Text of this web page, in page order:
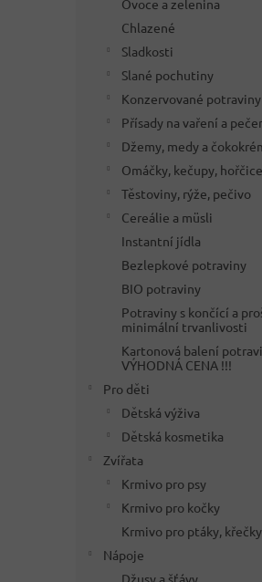
Ovoce a zelenina
Chlazené
Sladkosti
Slané pochutiny
Konzervované potraviny
Přísady na vaření a
Džemy, medy a
Omáčky, kečupy, hořčice
Těstoviny, rýže, pečivo
Cereálie a müsli
Instantní jídla
Bezlepkové potraviny
BIO potraviny
Potraviny s končící a
minimální trvanlivosti
Kartonová balení
VÝHODNÁ CENA !!!
Pro děti
Dětská výživa
Dětská kosmetika
Zvířata
Krmivo pro psy
Krmivo pro kočky
Krmivo pro ptáky,
Nápoje
Džusy a šťávy